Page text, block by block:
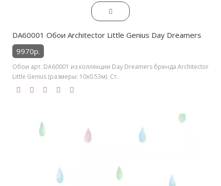
DA60001 Обои Architector Little Genius Day Dreamers
9970р.
Обои арт. DA60001 из коллекции Day Dreamers бренда Architector
Little Genius (размеры: 10х0.53м). Ст..